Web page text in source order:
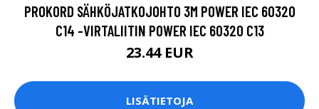
PROKORD SÄHKÖJATKOJOHTO 3M POWER IEC 60320
C14 -VIRTALIITIN POWER IEC 60320 C13
23.44 EUR
LISÄTIETOJA